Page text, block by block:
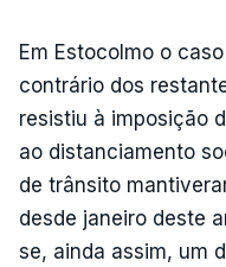
Em Estocolmo o
contrário dos
resistiu à imposição
ao distanciamento
de trânsito
desde janeiro deste
se, ainda assim, um